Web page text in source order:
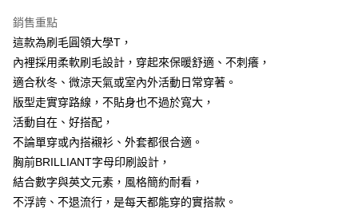
【「AFTEE先享後付」結帳流程】
１．於結帳方式選擇「AFTEE先享後付」後，將跳轉至「AFTEE先享後付」
結帳頁面，進行簡訊認證並確認金額後，即可完成結帳。
２．訂單成立數日內，您將收到繳費通知簡訊。
３．收到繳費通知簡訊後14天內，點擊此簡訊中的連結，可透過四大超商／
ATM／網路銀行／等多元方式進行付款，方視為交易完成。
※ 請注意：結帳手續完成當下不需立刻繳費，但若您需要取消訂單，請聯絡
購買商品的店家。未經商家同意取消之訂單仍視為有效，需透過AFTEE先享
後付繳納相關費用。
是否繳費成功／繳費後需取消欲退款等相關疑問，請聯繫「AFTEE先享後付
客戶支援中心」https://netprotections.freshdesk.com/support/home
全家付款取貨
每筆NT$80，滿NT$1,800(含以上)免運費
先付款後全家取貨
每筆NT$80，滿NT$1,800(含以上)免運費
7-11付款取貨
每筆NT$80，滿NT$1,800(含以上)免運費
每筆NT$80，滿NT$1,800(含以上)免運費
銷售重點
這款為刷毛圓領大學T，
內裡採用柔軟刷毛設計，穿起來保暖舒適、不刺癢，
適合秋冬、微涼天氣或室內外活動日常穿著。
版型走實穿路線，不貼身也不過於寬大，
活動自在、好搭配，
不論單穿或內搭襯衫、外套都很合適。
胸前BRILLIANT字母印刷設計，
結合數字與英文元素，風格簡約耐看，
不浮誇、不退流行，是每天都能穿的實搭款。